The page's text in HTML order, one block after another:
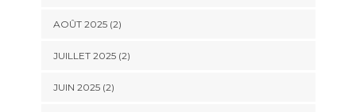
AOÛT 2025(2)
JUILLET 2025(2)
JUIN 2025(2)